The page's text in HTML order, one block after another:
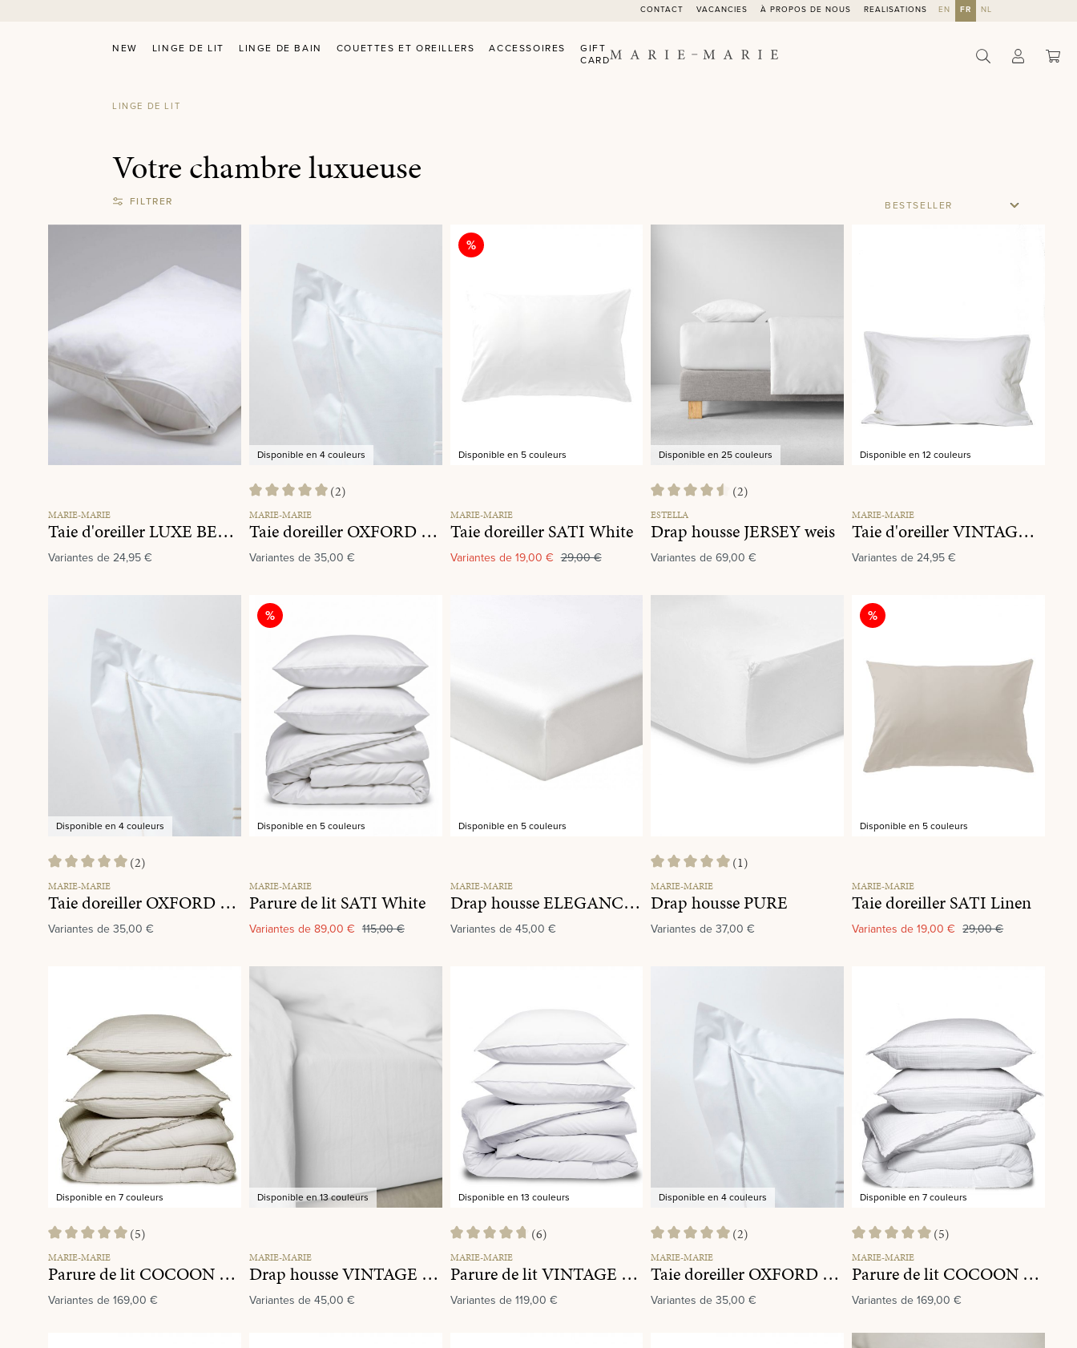
CONTACT VACANCIES À PROPOS DE NOUS REALISATIONS EN FR NL
NEW LINGE DE LIT LINGE DE BAIN COUETTES ET OREILLERS ACCESSOIRES
GIFT
CARD
LINGE DE LIT
Votre chambre luxueuse
FILTRER
MARIE-MARIE
Taie d'oreiller LUXE BESCHERMSLOOP
Variantes de24,95 €
Disponible en 4 couleurs
Note moyenne de 5 sur 5 étoiles
(2)
MARIE-MARIE
Taie doreiller OXFORD White
Variantes de35,00 €
Réduction
%
Disponible en 5 couleurs
MARIE-MARIE
Taie doreiller SATI White
Variantes de19,00 € 29,00 €
Disponible en 25 couleurs
Note moyenne de 4.5 sur 5 étoiles
(2)
ESTELLA
Drap housse JERSEY weis
Variantes de69,00 €
Disponible en 12 couleurs
MARIE-MARIE
Taie d'oreiller VINTAGE COTTON White Snow
Variantes de24,95 €
Disponible en 4 couleurs
Note moyenne de 5 sur 5 étoiles
(2)
MARIE-MARIE
Taie doreiller OXFORD Linen
Variantes de35,00 €
Réduction
%
Disponible en 5 couleurs
MARIE-MARIE
Parure de lit SATI White
Variantes de89,00 € 115,00 €
Disponible en 5 couleurs
MARIE-MARIE
Drap housse ELEGANCE White
Variantes de45,00 €
Note moyenne de 5 sur 5 étoiles
(1)
MARIE-MARIE
Drap housse PURE
Variantes de37,00 €
Réduction
%
Disponible en 5 couleurs
MARIE-MARIE
Taie doreiller SATI Linen
Variantes de19,00 € 29,00 €
Disponible en 7 couleurs
Note moyenne de 5 sur 5 étoiles
(5)
MARIE-MARIE
Parure de lit COCOON Oatmeal
Variantes de169,00 €
Disponible en 13 couleurs
MARIE-MARIE
Drap housse VINTAGE COTTON White Snow
Variantes de45,00 €
Disponible en 13 couleurs
Note moyenne de 4.8 sur 5 étoiles
(6)
MARIE-MARIE
Parure de lit VINTAGE COTTON White Snow
Variantes de119,00 €
Disponible en 4 couleurs
Note moyenne de 5 sur 5 étoiles
(2)
MARIE-MARIE
Taie doreiller OXFORD Graphite
Variantes de35,00 €
Disponible en 7 couleurs
Note moyenne de 5 sur 5 étoiles
(5)
MARIE-MARIE
Parure de lit COCOON White
Variantes de169,00 €